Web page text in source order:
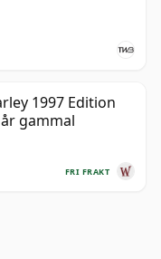
1997 Edition
gammal
FRI FRAKT